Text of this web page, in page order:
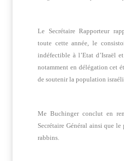
Le Secrétaire Rapporteur
toute cette année, le
indéfectible à l’Etat d’Israël
notamment en délégation cet
de soutenir la population
Me Buchinger conclut en
Secrétaire Général ainsi que
rabbins.